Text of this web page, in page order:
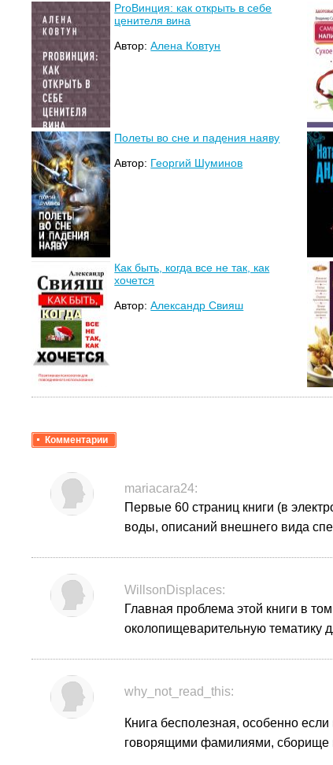
ProВинция: как открыть в себе
ценителя вина
Автор:Алена Ковтун
Полеты во сне и падения наяву
Автор: Георгий Шуминов
Как быть, когда все не так, как
хочется
Автор:Александр Свияш
Комментарии
mariacara24:
Первые 60 страниц книги (в
воды, описаний внешнего вида
WillsonDisplaces:
Главная проблема этой книги в
околопищеварительную тематику
why_not_read_this:
Книга бесполезная, особенно
говорящими фамилиями, сборище